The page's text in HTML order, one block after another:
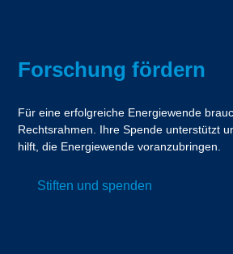
Forschung fördern
Für eine erfolgreiche Energiewende
Rechtsrahmen. Ihre Spende unterstützt
hilft, die Energiewende voranzubringen.
Stiften und spenden